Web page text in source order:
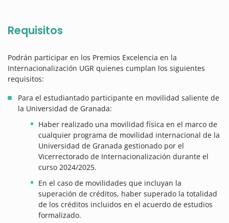
Requisitos
Podrán participar en los Premios Excelencia en la
Internacionalización UGR quienes cumplan los siguientes
requisitos:
Para el estudiantado participante en movilidad saliente de
la Universidad de Granada:
Haber realizado una movilidad física en el marco de
cualquier programa de movilidad internacional de la
Universidad de Granada gestionado por el
Vicerrectorado de Internacionalización durante el
curso 2024/2025.
En el caso de movilidades que incluyan la
superación de créditos, haber superado la totalidad
de los créditos incluidos en el acuerdo de estudios
formalizado.